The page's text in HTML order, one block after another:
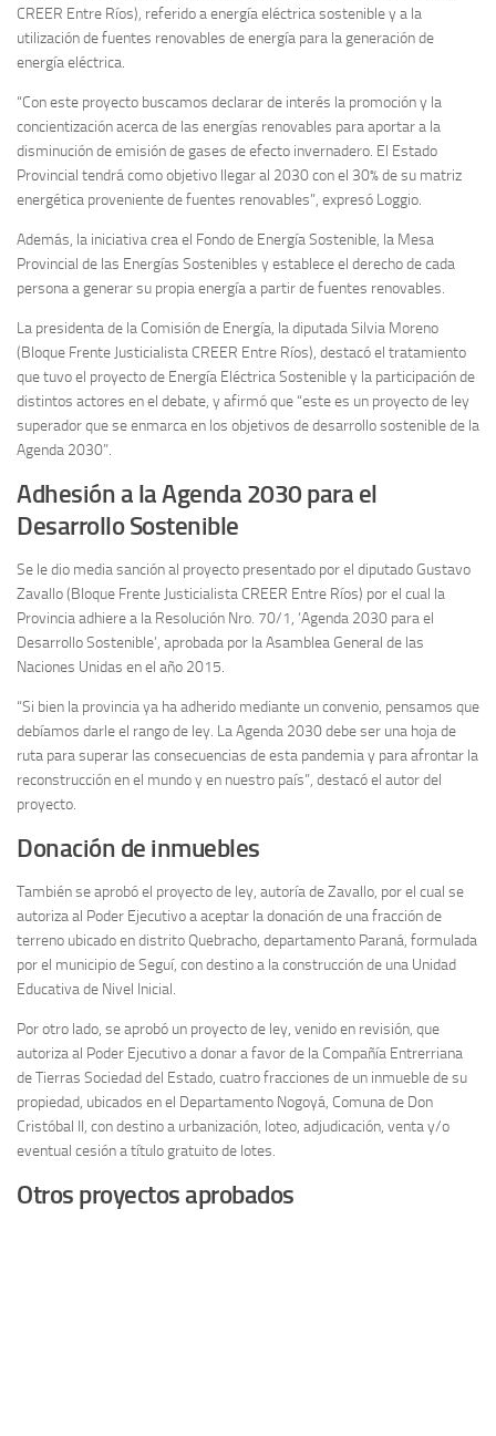
CREER Entre Ríos), referido a energía eléctrica sostenible y a la
utilización de fuentes renovables de energía para la generación de
energía eléctrica.
“Con este proyecto buscamos declarar de interés la promoción y la
concientización acerca de las energías renovables para aportar a la
disminución de emisión de gases de efecto invernadero. El Estado
Provincial tendrá como objetivo llegar al 2030 con el 30% de su matriz
energética proveniente de fuentes renovables”, expresó Loggio.
Además, la iniciativa crea el Fondo de Energía Sostenible, la Mesa
Provincial de las Energías Sostenibles y establece el derecho de cada
persona a generar su propia energía a partir de fuentes renovables.
La presidenta de la Comisión de Energía, la diputada Silvia Moreno
(Bloque Frente Justicialista CREER Entre Ríos), destacó el tratamiento
que tuvo el proyecto de Energía Eléctrica Sostenible y la participación de
distintos actores en el debate, y afirmó que “este es un proyecto de ley
superador que se enmarca en los objetivos de desarrollo sostenible de la
Agenda 2030”.
Adhesión a la Agenda 2030 para el
Desarrollo Sostenible
Se le dio media sanción al proyecto presentado por el diputado Gustavo
Zavallo (Bloque Frente Justicialista CREER Entre Ríos) por el cual la
Provincia adhiere a la Resolución Nro. 70/1, ‘Agenda 2030 para el
Desarrollo Sostenible’, aprobada por la Asamblea General de las
Naciones Unidas en el año 2015.
“Si bien la provincia ya ha adherido mediante un convenio, pensamos que
debíamos darle el rango de ley. La Agenda 2030 debe ser una hoja de
ruta para superar las consecuencias de esta pandemia y para afrontar la
reconstrucción en el mundo y en nuestro país”, destacó el autor del
proyecto.
Donación de inmuebles
También se aprobó el proyecto de ley, autoría de Zavallo, por el cual se
autoriza al Poder Ejecutivo a aceptar la donación de una fracción de
terreno ubicado en distrito Quebracho, departamento Paraná, formulada
por el municipio de Seguí, con destino a la construcción de una Unidad
Educativa de Nivel Inicial.
Por otro lado, se aprobó un proyecto de ley, venido en revisión, que
autoriza al Poder Ejecutivo a donar a favor de la Compañía Entrerriana
de Tierras Sociedad del Estado, cuatro fracciones de un inmueble de su
propiedad, ubicados en el Departamento Nogoyá, Comuna de Don
Cristóbal II, con destino a urbanización, loteo, adjudicación, venta y/o
eventual cesión a título gratuito de lotes.
Otros proyectos aprobados